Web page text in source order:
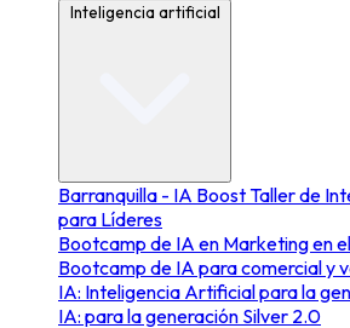
Inteligencia artificial
Barranquilla - IA Boost Taller de
para Líderes
Bootcamp de IA en Marketing en
Bootcamp de IA para comercial y
IA: Inteligencia Artificial para la
IA: para la generación Silver 2.0